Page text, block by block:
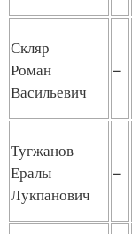
Скляр
Роман
Васильевич
–
Тугжанов
Ералы
Лукпанович
–